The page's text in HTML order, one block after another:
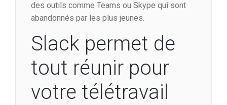
des outils comme Teams ou Skype qui sont
abandonnés par les plus jeunes.
Slack permet de
tout réunir pour
votre télétravail